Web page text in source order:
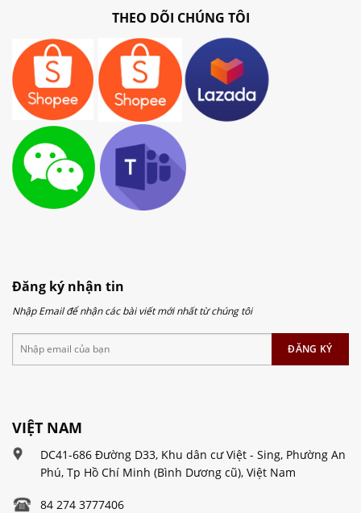
THEO DÕI CHÚNG TÔI
Đăng ký nhận tin
Nhập Email để nhận các bài viết mới nhất từ chúng tôi
VIỆT NAM
DC41-686 Đường D33, Khu dân cư Việt - Sing, Phường An
Phú, Tp Hồ Chí Minh (Bình Dương cũ), Việt Nam
84 274 3777406